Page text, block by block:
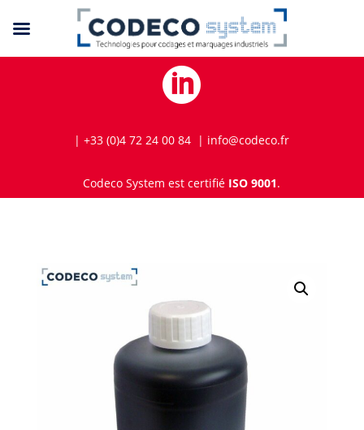

| +33 (0)4 72 24 00 84 | info@codeco.fr
Codeco System est certifié ISO 9001.